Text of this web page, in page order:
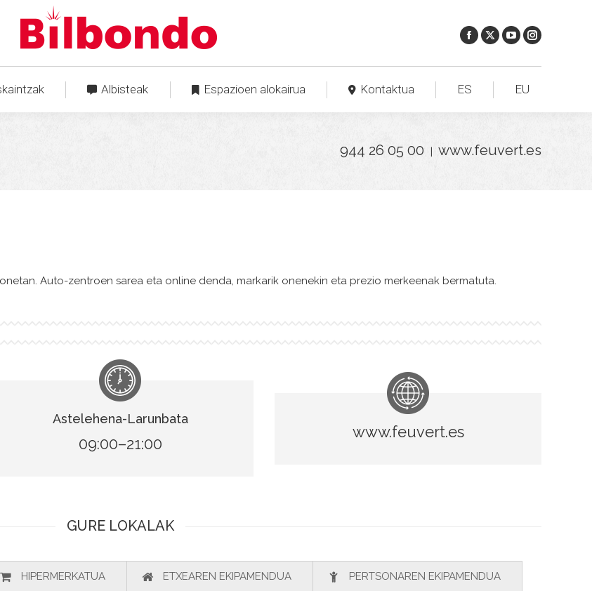
Albisteak Espazioen alokairua Kontaktua ES EU
944 26 05 00 | www.feuvert.es
Auto-zentroen sarea eta online denda, markarik onenekin eta prezio merkeenak bermatuta.
Astelehena-Larunbata
09:00–21:00
www.feuvert.es
GURE LOKALAK
HIPERMERKATUA ETXEAREN EKIPAMENDUA PERTSONAREN EKIPAMENDUA